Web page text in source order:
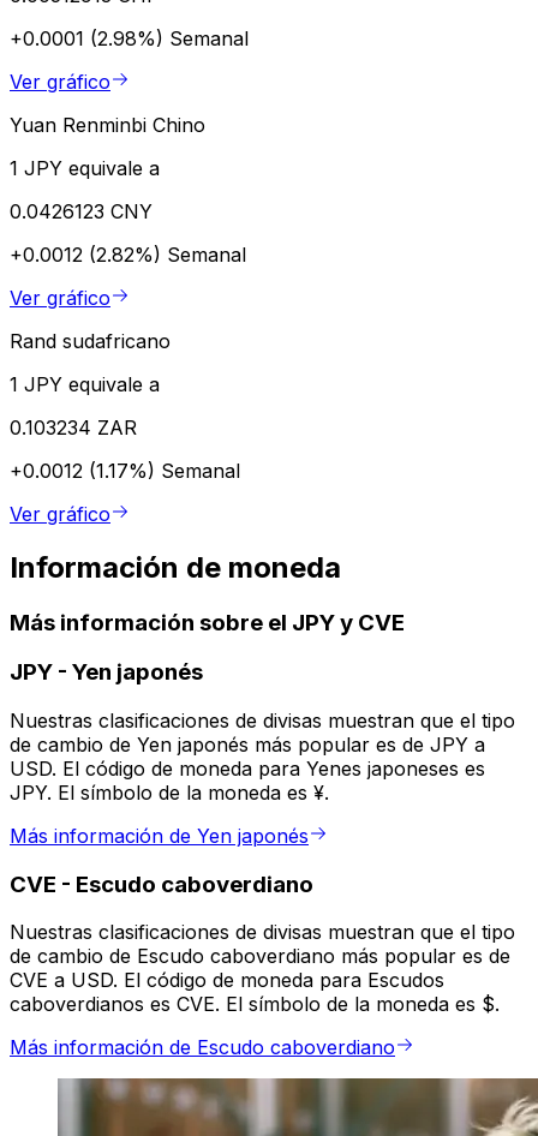
+0.0001 (2.98%) Semanal
Ver gráfico
Yuan Renminbi Chino
1 JPY equivale a
0.0426123 CNY
+0.0012 (2.82%) Semanal
Ver gráfico
Rand sudafricano
1 JPY equivale a
0.103234 ZAR
+0.0012 (1.17%) Semanal
Ver gráfico
Información de moneda
Más información sobre el JPY y CVE
JPY - Yen japonés
Nuestras clasificaciones de divisas muestran que el tipo
de cambio de Yen japonés más popular es de JPY a
USD. El código de moneda para Yenes japoneses es
JPY. El símbolo de la moneda es ¥.
Más información de Yen japonés
CVE - Escudo caboverdiano
Nuestras clasificaciones de divisas muestran que el tipo
de cambio de Escudo caboverdiano más popular es de
CVE a USD. El código de moneda para Escudos
caboverdianos es CVE. El símbolo de la moneda es $.
Más información de Escudo caboverdiano